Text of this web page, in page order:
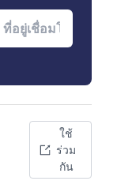
ใช้
ร่วม
กัน